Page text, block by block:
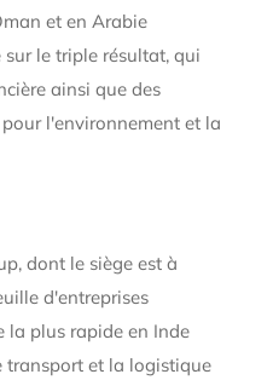
et en Arabie
sur le triple résultat, qui
ainsi que des
l'environnement et la
dont le siège est à
d'entreprises
la plus rapide en Inde
transport et la logistique